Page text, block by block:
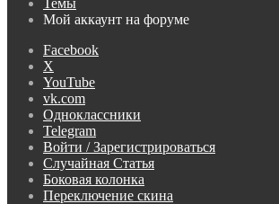
Темы
Мой аккаунт на форуме
Facebook
X
YouTube
vk.com
Одноклассники
Telegram
Войти / Зарегистрироваться
Случайная Статья
Боковая колонка
Переключение скина